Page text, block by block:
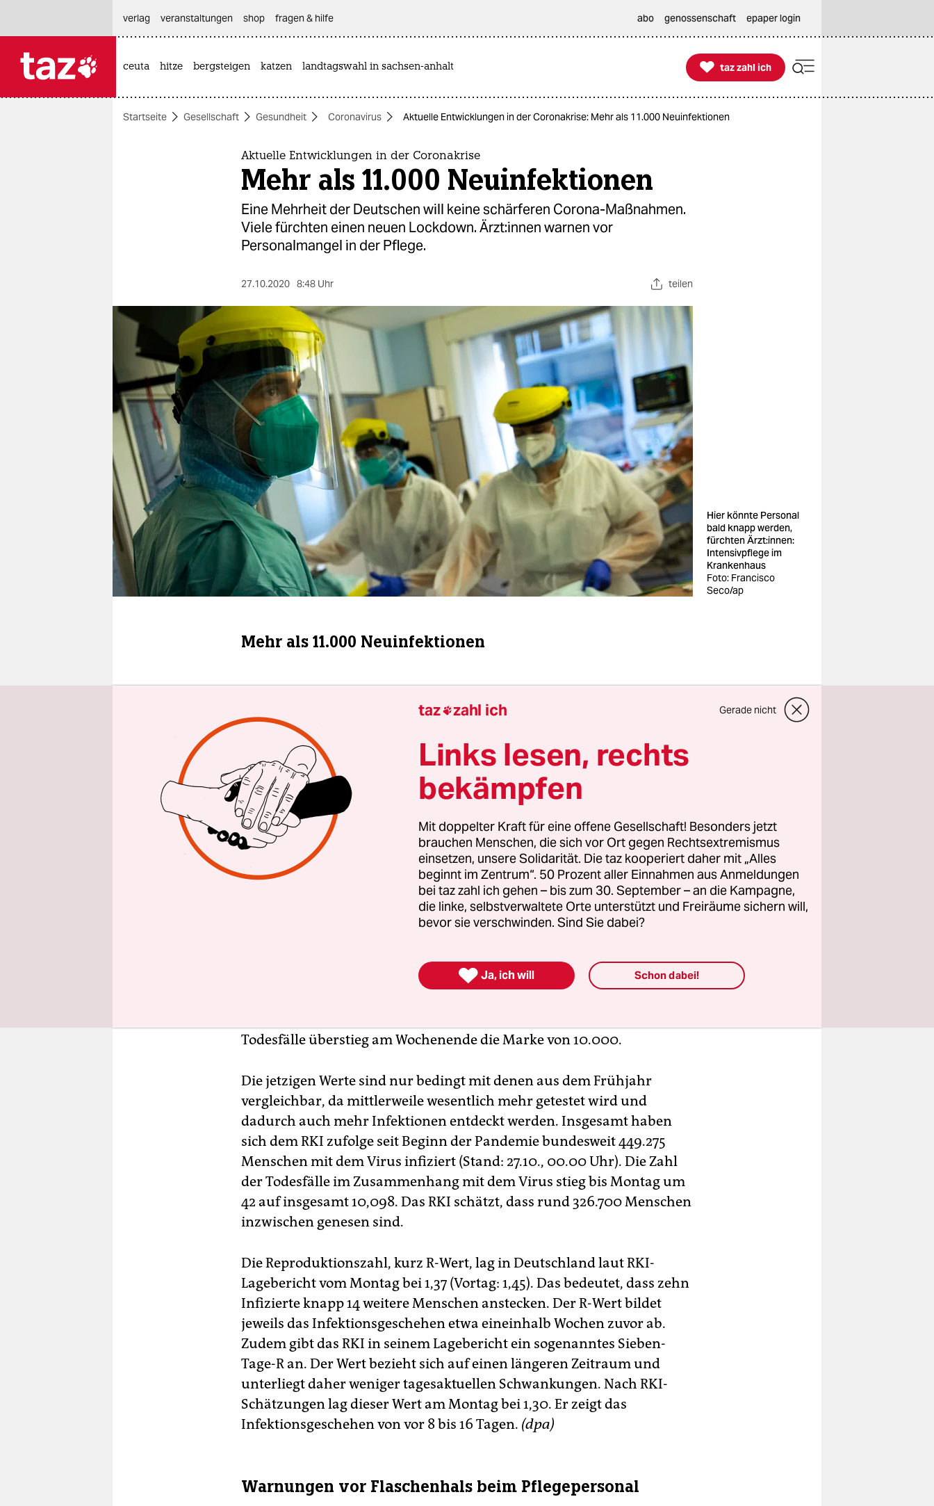
themen
berlin
nord
wahrheit
verlag
verlag
veranstaltungen
shop
fragen & hilfe
unterstützen
abo
genossenschaft
verlag
veranstaltungen shop fragen & hilfe abo genossenschaft epaper login
ceuta hitze bergsteigen katzen landtagswahl in sachsen-anhalt 
taz zahl ich
taz zahl ich
Startseite Gesellschaft Gesundheit Coronavirus Aktuelle Entwicklungen in der Coronakrise: Mehr als 11.000 Neuinfektionen
Aktuelle Entwicklungen in der Coronakrise
Mehr als 11.000 Neuinfektionen
Eine Mehrheit der Deutschen will keine schärferen Corona-Maßnahmen.
Viele fürchten einen neuen Lockdown. Ärzt:innen warnen vor
Personalmangel in der Pflege.
27.10.2020 8:48 Uhr teilen
Hier könnte Personal
bald knapp werden,
fürchten Ärzt:innen:
Intensivpflege im
Krankenhaus
Foto: Francisco
Seco/ap
Mehr als 11.000 Neuinfektionen
Die Gesundheitsämter haben nach Angaben des Robert Koch-Instituts
binnen eines Tages gemeldet. Am Dienstag vor einer
Woche hatte die Zahl bei 6.868 gelegen. Am Samstag war mit 14.714
Todesfälle überstieg am Wochenende die Marke von 10.000.
Die jetzigen Werte sind nur bedingt mit denen aus dem Frühjahr
vergleichbar, da mittlerweile wesentlich mehr getestet wird und
dadurch auch mehr Infektionen entdeckt werden. Insgesamt haben
sich dem RKI zufolge seit Beginn der Pandemie bundesweit 449.275
Menschen mit dem Virus infiziert (Stand: 27.10., 00.00 Uhr). Die Zahl
der Todesfälle im Zusammenhang mit dem Virus stieg bis Montag um
42 auf insgesamt 10,098. Das RKI schätzt, dass rund 326.700 Menschen
inzwischen genesen sind.
Die Reproduktionszahl, kurz R-Wert, lag in Deutschland laut RKI-
Lagebericht vom Montag bei 1,37 (Vortag: 1,45). Das bedeutet, dass zehn
Infizierte knapp 14 weitere Menschen anstecken. Der R-Wert bildet
jeweils das Infektionsgeschehen etwa eineinhalb Wochen zuvor ab.
Zudem gibt das RKI in seinem Lagebericht ein sogenanntes Sieben-
Tage-R an. Der Wert bezieht sich auf einen längeren Zeitraum und
unterliegt daher weniger tagesaktuellen Schwankungen. Nach RKI-
Schätzungen lag dieser Wert am Montag bei 1,30. Er zeigt das
Infektionsgeschehen von vor 8 bis 16 Tagen. (dpa)
Warnungen vor Flaschenhals beim Pflegepersonal
taz zahl ich Gerade nicht
Links lesen, rechts
bekämpfen
Mit doppelter Kraft für eine offene Gesellschaft! Besonders jetzt
brauchen Menschen, die sich vor Ort gegen Rechtsextremismus
einsetzen, unsere Solidarität. Die taz kooperiert daher mit „Alles
beginnt im Zentrum“. 50 Prozent aller Einnahmen aus Anmeldungen
bei taz zahl ich gehen – bis zum 30. September – an die Kampagne,
die linke, selbstverwaltete Orte unterstützt und Freiräume sichern will,
bevor sie verschwinden. Sind Sie dabei?
 Ja, ich will Schon dabei!